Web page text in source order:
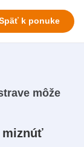
k ponuke
môže
miznúť